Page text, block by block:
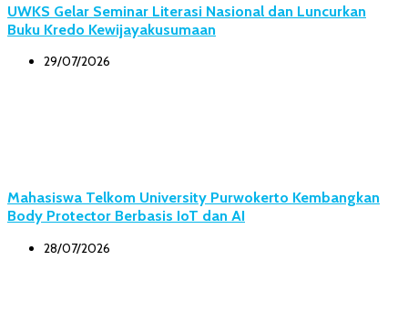
UWKS Gelar Seminar Literasi Nasional dan Luncurkan
Buku Kredo Kewijayakusumaan
29/07/2026
Mahasiswa Telkom University Purwokerto Kembangkan
Body Protector Berbasis IoT dan AI
28/07/2026